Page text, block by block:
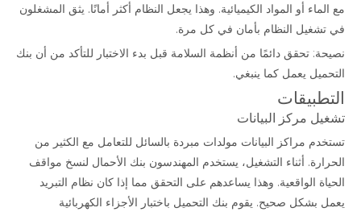
مع الماء أو المواد الكيميائية. وهذا يجعل النظام أكثر أمانًا. يثق المشغلون
في تشغيل النظام بأمان في كل مرة.
نصيحة: تحقق دائمًا من أنظمة السلامة قبل بدء الاختبار للتأكد من أن بنك
التحميل يعمل كما ينبغي.
التطبيقات
تشغيل مركز البيانات
تستخدم مراكز البيانات مولدات مبردة بالسائل للتعامل مع الكثير من
الحرارة. أثناء التشغيل، يستخدم المهندسون بنك الأحمال لنسخ مواقف
الحياة الواقعية. وهذا يساعدهم على التحقق مما إذا كان نظام التبريد
يعمل بشكل صحيح. يقوم بنك التحميل باختبار الأجزاء الكهربائية